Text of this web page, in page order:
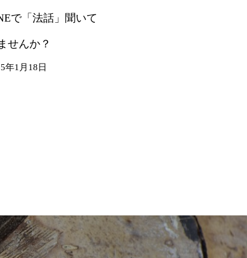
で「法話」聞いて
せんか？
年1月18日